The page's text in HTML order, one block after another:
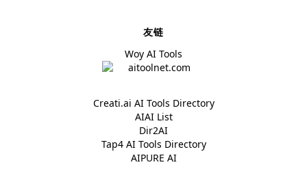
友链
Woy AI Tools
Creati.ai AI Tools Directory
AIAI List
Dir2AI
Tap4 AI Tools Directory
AIPURE AI